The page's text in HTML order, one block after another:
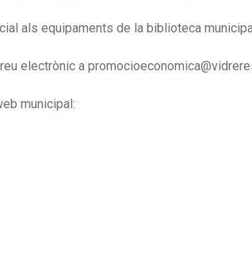
als equipaments de la biblioteca
electrònic a
municipal: